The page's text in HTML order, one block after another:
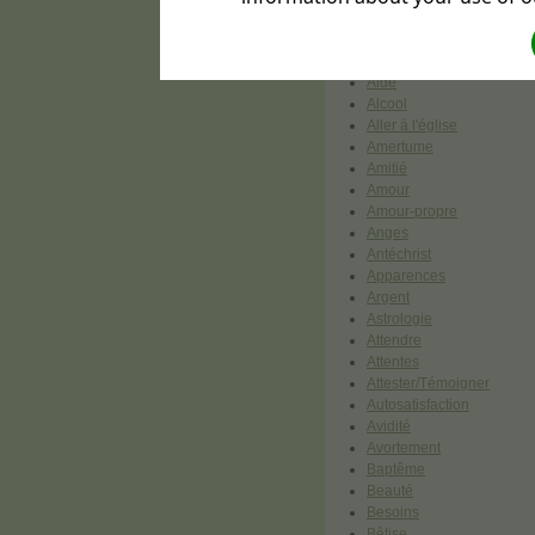
Aide
Alcool
Aller à l'église
Amertume
Amitié
Amour
Amour-propre
Anges
Antéchrist
Apparences
Argent
Astrologie
Attendre
Attentes
Attester/Témoigner
Autosatisfaction
Avidité
Avortement
Baptême
Beauté
Besoins